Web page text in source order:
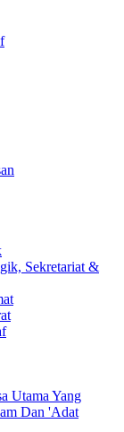
Sekretariat &
Utama Yang
Dan 'Adat